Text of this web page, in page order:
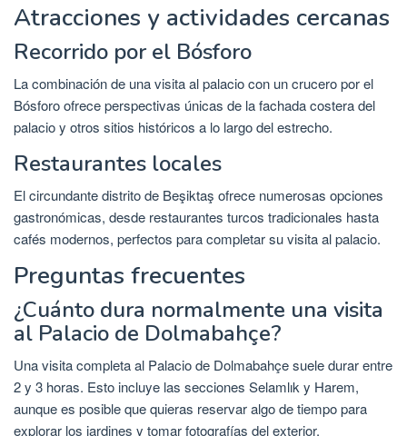
Atracciones y actividades cercanas
Recorrido por el Bósforo
La combinación de una visita al palacio con un crucero por el
Bósforo ofrece perspectivas únicas de la fachada costera del
palacio y otros sitios históricos a lo largo del estrecho.
Restaurantes locales
El circundante distrito de Beşiktaş ofrece numerosas opciones
gastronómicas, desde restaurantes turcos tradicionales hasta
cafés modernos, perfectos para completar su visita al palacio.
Preguntas frecuentes
¿Cuánto dura normalmente una visita
al Palacio de Dolmabahçe?
Una visita completa al Palacio de Dolmabahçe suele durar entre
2 y 3 horas. Esto incluye las secciones Selamlık y Harem,
aunque es posible que quieras reservar algo de tiempo para
explorar los jardines y tomar fotografías del exterior.